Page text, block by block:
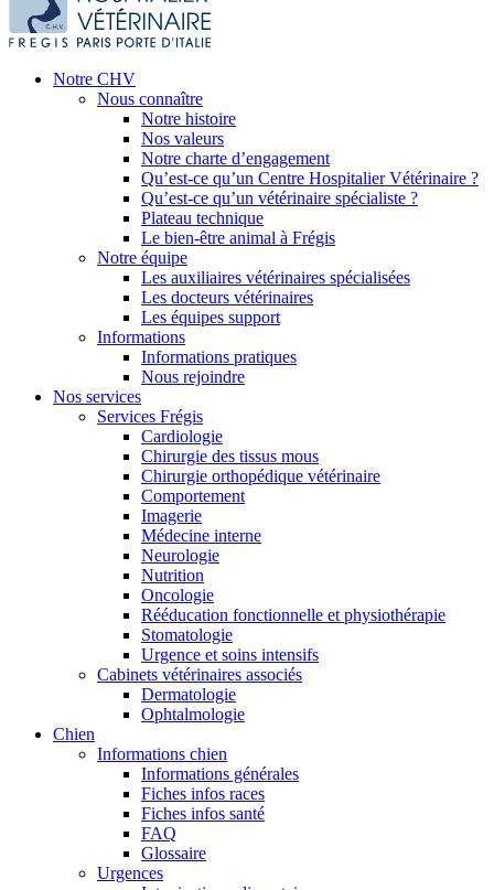
Notre CHV
Nous connaître
Notre histoire
Nos valeurs
Notre charte d’engagement
Qu’est-ce qu’un Centre Hospitalier Vétérinaire ?
Qu’est-ce qu’un vétérinaire spécialiste ?
Plateau technique
Le bien-être animal à Frégis
Notre équipe
Les auxiliaires vétérinaires spécialisées
Les docteurs vétérinaires
Les équipes support
Informations
Informations pratiques
Nous rejoindre
Nos services
Services Frégis
Cardiologie
Chirurgie des tissus mous
Chirurgie orthopédique vétérinaire
Comportement
Imagerie
Médecine interne
Neurologie
Nutrition
Oncologie
Rééducation fonctionnelle et physiothérapie
Stomatologie
Urgence et soins intensifs
Cabinets vétérinaires associés
Dermatologie
Ophtalmologie
Chien
Informations chien
Informations générales
Fiches infos races
Fiches infos santé
FAQ
Glossaire
Urgences